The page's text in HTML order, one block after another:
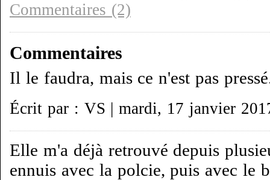
Commentaires (2)
Commentaires
Il le faudra, mais ce n'est pas
Écrit par : VS | mardi, 17 janvier
Elle m'a déjà retrouvé depuis
ennuis avec la polcie, puis avec le